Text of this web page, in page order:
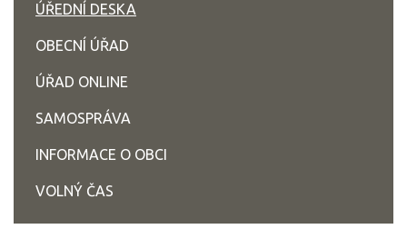
ÚŘEDNÍ DESKA
OBECNÍ ÚŘAD
ÚŘAD ONLINE
SAMOSPRÁVA
INFORMACE O OBCI
VOLNÝ ČAS